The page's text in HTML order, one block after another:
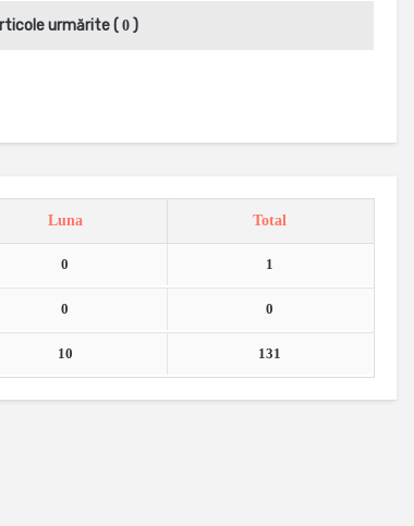
urmărite( 0)
Luna Total
0 1
0 0
10 131